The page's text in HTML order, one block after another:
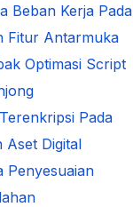
Beban Kerja Pada
Fitur Antarmuka
Optimasi Script
Pada
Aset Digital
Penyesuaian